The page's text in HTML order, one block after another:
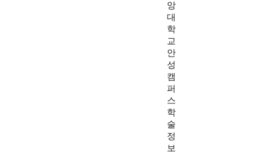
앙
대
학
교
안
성
캠
퍼
스
학
술
정
보